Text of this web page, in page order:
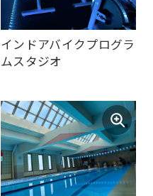
天井設置の遠赤外線パネ
ルでHOTレッスン実施
中♪
インドアバイクプログラ
it
may
be
an
accurate
translation.
The